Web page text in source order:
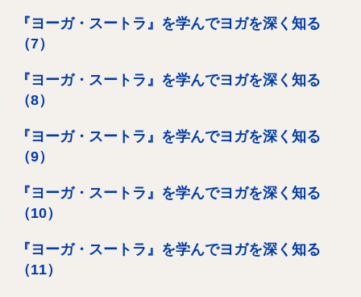
『ヨーガ・スートラ』を学んでヨガを深く知る
（7）
『ヨーガ・スートラ』を学んでヨガを深く知る
（8）
『ヨーガ・スートラ』を学んでヨガを深く知る
（9）
『ヨーガ・スートラ』を学んでヨガを深く知る
（10）
『ヨーガ・スートラ』を学んでヨガを深く知る
（11）